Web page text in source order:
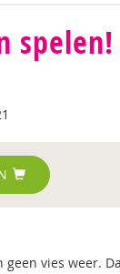
spelen!
vies weer.